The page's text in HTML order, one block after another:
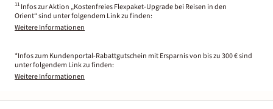
11 Infos zur Aktion „Kostenfreies Flexpaket-Upgrade bei Reisen in den
Orient“ sind unter folgendem Link zu finden:
Weitere Informationen
*Infos zum Kundenportal-Rabattgutschein mit Ersparnis von bis zu 300 € sind
unter folgendem Link zu finden:
Weitere Informationen